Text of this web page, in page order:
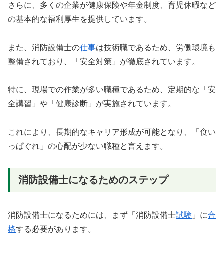
さらに、多くの企業が健康保険や年金制度、育児休暇など
の基本的な福利厚生を提供しています。
また、消防設備士の仕事は技術職であるため、労働環境も
整備されており、「安全対策」が徹底されています。
特に、現場での作業が多い職種であるため、定期的な「安
全講習」や「健康診断」が実施されています。
これにより、長期的なキャリア形成が可能となり、「食い
っぱぐれ」の心配が少ない職種と言えます。
消防設備士になるためのステップ
消防設備士になるためには、まず「消防設備士試験 」に合
格する必要があります。